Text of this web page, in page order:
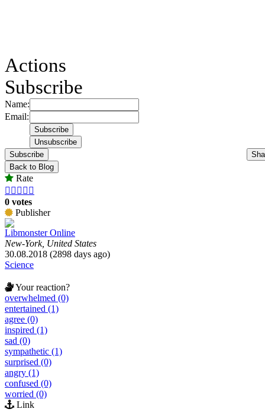
Actions
Subscribe
Name:
Email:
Subscribe
Back to Blog
Rate
    
0 votes
Publisher
Libmonster Online
New-York, United States
30.08.2018 (2898 days ago)
Science
Your reaction?
overwhelmed (0)
entertained (1)
agree (0)
inspired (1)
sad (0)
sympathetic (1)
surprised (0)
angry (1)
confused (0)
worried (0)
Link